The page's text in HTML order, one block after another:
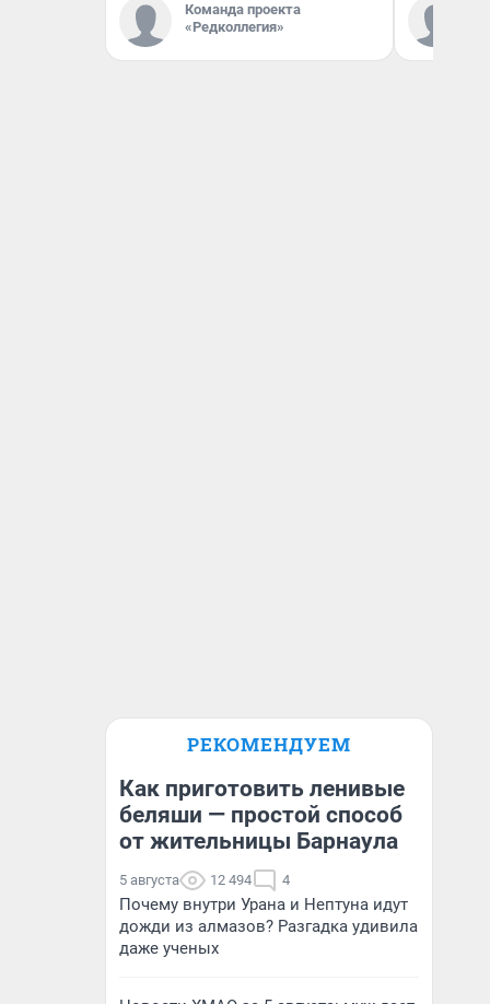
Команда проекта
«Редколлегия»
РЕКОМЕНДУЕМ
Как приготовить ленивые
беляши — простой способ
от жительницы Барнаула
5 августа 12 494 4
Почему внутри Урана и Нептуна идут
дожди из алмазов? Разгадка удивила
даже ученых